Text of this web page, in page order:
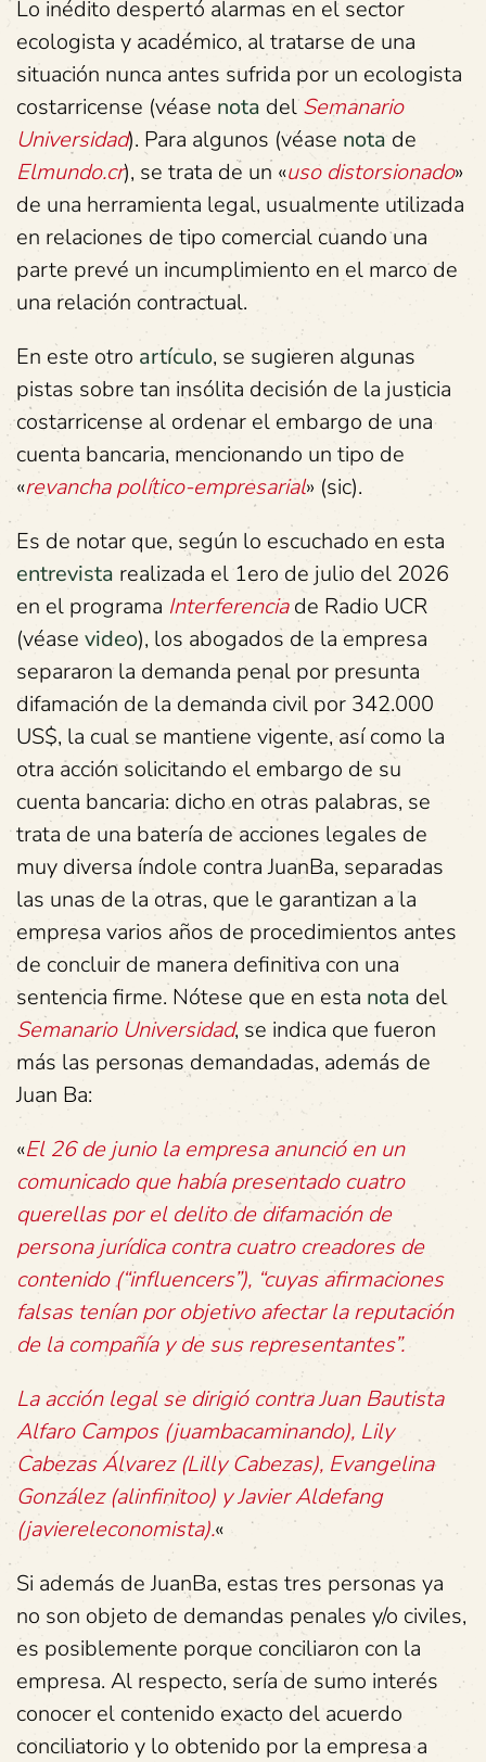
Lo inédito despertó alarmas en el sector
ecologista y académico, al tratarse de una
situación nunca antes sufrida por un ecologista
costarricense (véase nota delSemanario
Universidad). Para algunos (véase nota de
Elmundo.cr), se trata de un «uso distorsionado»
de una herramienta legal, usualmente utilizada
en relaciones de tipo comercial cuando una
parte prevé un incumplimiento en el marco de
una relación contractual.
En este otro artículo, se sugieren algunas
pistas sobre tan insólita decisión de la justicia
costarricense al ordenar el embargo de una
cuenta bancaria, mencionando un tipo de
«revancha político-empresarial» (sic).
Es de notar que, según lo escuchado en esta
entrevista realizada el 1ero de julio del 2026
en el programa Interferenciade Radio UCR
(véase video), los abogados de la empresa
separaron la demanda penal por presunta
difamación de la demanda civil por 342.000
US$, la cual se mantiene vigente, así como la
otra acción solicitando el embargo de su
cuenta bancaria: dicho en otras palabras, se
trata de una batería de acciones legales de
muy diversa índole contra JuanBa, separadas
las unas de la otras, que le garantizan a la
empresa varios años de procedimientos antes
de concluir de manera definitiva con una
sentencia firme. Nótese que en esta nota del
Semanario Universidad, se indica que fueron
más las personas demandadas, además de
Juan Ba:
«El 26 de junio la empresa anunció en un
comunicado que había presentado cuatro
querellas por el delito de difamación de
persona jurídica contra cuatro creadores de
contenido (“influencers”), “cuyas afirmaciones
falsas tenían por objetivo afectar la reputación
de la compañía y de sus representantes”.
La acción legal se dirigió contra Juan Bautista
Alfaro Campos (juambacaminando), Lily
Cabezas Álvarez (Lilly Cabezas), Evangelina
González (alinfinitoo) y Javier Aldefang
(javiereleconomista).«
Si además de JuanBa, estas tres personas ya
no son objeto de demandas penales y/o civiles,
es posiblemente porque conciliaron con la
empresa. Al respecto, sería de sumo interés
conocer el contenido exacto del acuerdo
conciliatorio y lo obtenido por la empresa a